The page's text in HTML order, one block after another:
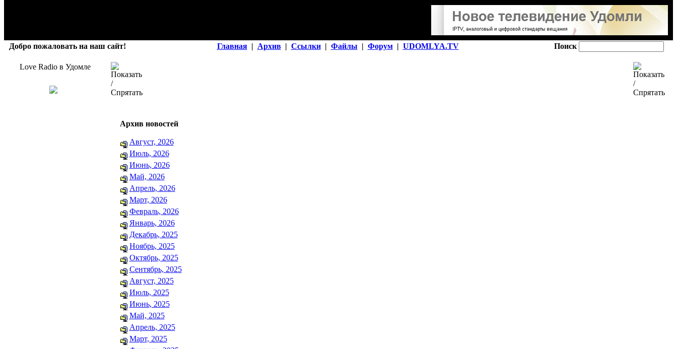
Добро пожаловать на наш сайт! Главная | Архив | Ссылки | Файлы | Форум | UDOMLYA.TV Поиск
Love Radio в Удомле
Архив новостей
Август, 2026
Июль, 2026
Июнь, 2026
Май, 2026
Апрель, 2026
Март, 2026
Февраль, 2026
Январь, 2026
Декабрь, 2025
Ноябрь, 2025
Октябрь, 2025
Сентябрь, 2025
Август, 2025
Июль, 2025
Июнь, 2025
Май, 2025
Апрель, 2025
Март, 2025